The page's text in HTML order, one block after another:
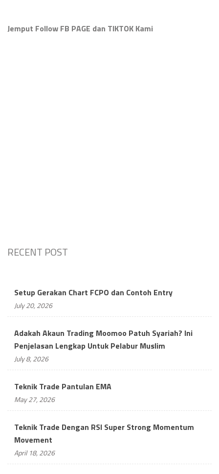
Jemput Follow FB PAGE dan TIKTOK Kami
RECENT POST
Setup Gerakan Chart FCPO dan Contoh Entry
July 20, 2026
Adakah Akaun Trading Moomoo Patuh Syariah? Ini
Penjelasan Lengkap Untuk Pelabur Muslim
July 8, 2026
Teknik Trade Pantulan EMA
May 27, 2026
Teknik Trade Dengan RSI Super Strong Momentum
Movement
April 18, 2026